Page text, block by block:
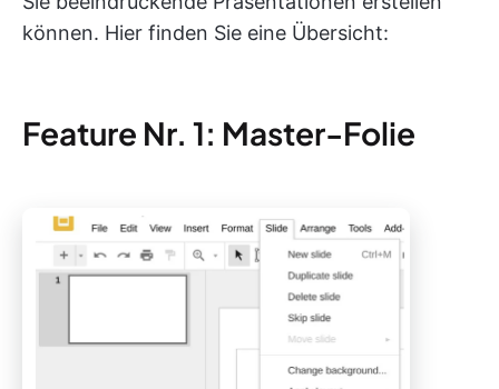
können. Hier finden Sie eine Übersicht:
Feature Nr. 1: Master-Folie